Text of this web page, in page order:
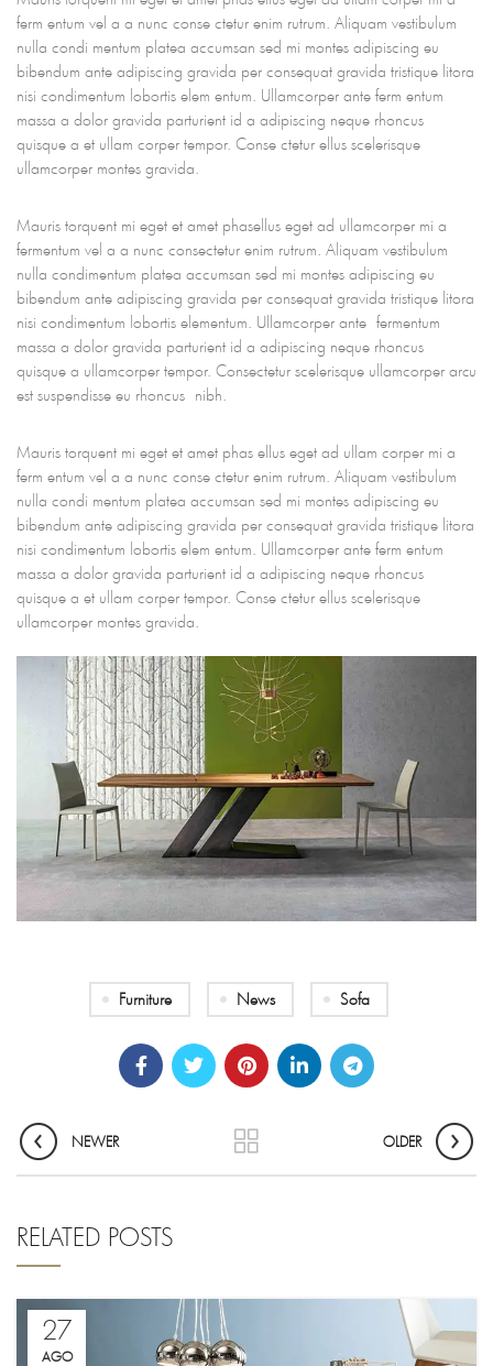
ferm entum vel a a nunc conse ctetur enim rutrum. Aliquam vestibulum
nulla condi mentum platea accumsan sed mi montes adipiscing eu
bibendum ante adipiscing gravida per consequat gravida tristique litora
nisi condimentum lobortis elem entum. Ullamcorper ante ferm entum
massa a dolor gravida parturient id a adipiscing neque rhoncus
quisque a et ullam corper tempor. Conse ctetur ellus scelerisque
ullamcorper montes gravida.
Mauris torquent mi eget et amet phasellus eget ad ullamcorper mi a
fermentum vel a a nunc consectetur enim rutrum. Aliquam vestibulum
nulla condimentum platea accumsan sed mi montes adipiscing eu
bibendum ante adipiscing gravida per consequat gravida tristique litora
nisi condimentum lobortis elementum. Ullamcorper ante fermentum
massa a dolor gravida parturient id a adipiscing neque rhoncus
quisque a ullamcorper tempor. Consectetur scelerisque ullamcorper arcu
est suspendisse eu rhoncus nibh.
Mauris torquent mi eget et amet phas ellus eget ad ullam corper mi a
ferm entum vel a a nunc conse ctetur enim rutrum. Aliquam vestibulum
nulla condi mentum platea accumsan sed mi montes adipiscing eu
bibendum ante adipiscing gravida per consequat gravida tristique litora
nisi condimentum lobortis elem entum. Ullamcorper ante ferm entum
massa a dolor gravida parturient id a adipiscing neque rhoncus
quisque a et ullam corper tempor. Conse ctetur ellus scelerisque
ullamcorper montes gravida.
Furniture News Sofa
NEWER OLDER
RELATED POSTS
27
AGO